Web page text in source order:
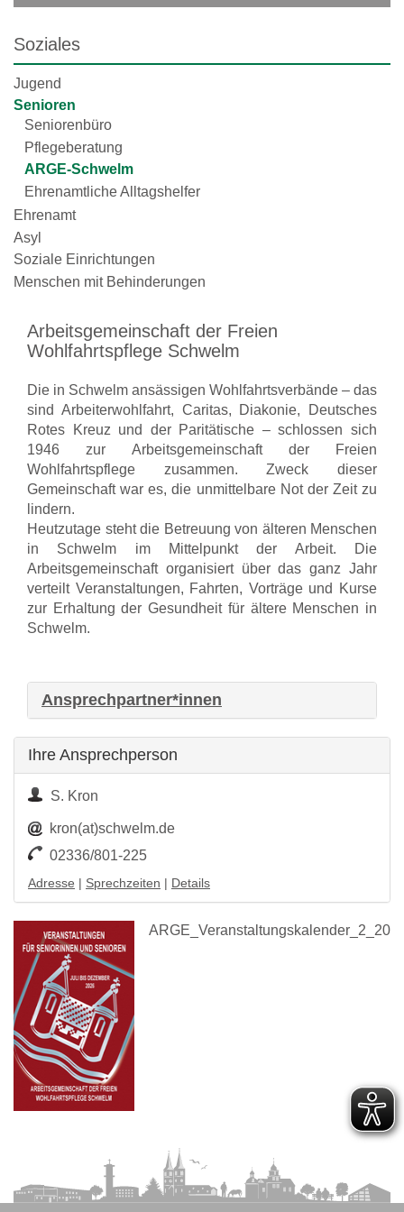
Soziales
Jugend
Senioren
Seniorenbüro
Pflegeberatung
ARGE-Schwelm
Ehrenamtliche Alltagshelfer
Ehrenamt
Asyl
Soziale Einrichtungen
Menschen mit Behinderungen
Arbeitsgemeinschaft der Freien
Wohlfahrtspflege Schwelm
Die in Schwelm ansässigen Wohlfahrtsverbände – das
sind Arbeiterwohlfahrt, Caritas, Diakonie, Deutsches
Rotes Kreuz und der Paritätische – schlossen sich
1946 zur Arbeitsgemeinschaft der Freien
Wohlfahrtspflege zusammen. Zweck dieser
Gemeinschaft war es, die unmittelbare Not der Zeit zu
lindern.
Heutzutage steht die Betreuung von älteren Menschen
in Schwelm im Mittelpunkt der Arbeit. Die
Arbeitsgemeinschaft organisiert über das ganz Jahr
verteilt Veranstaltungen, Fahrten, Vorträge und Kurse
zur Erhaltung der Gesundheit für ältere Menschen in
Schwelm.
Ansprechpartner*innen
Ihre Ansprechperson
S. Kron
kron(at)schwelm.de
02336/801-225
Adresse | Sprechzeiten | Details